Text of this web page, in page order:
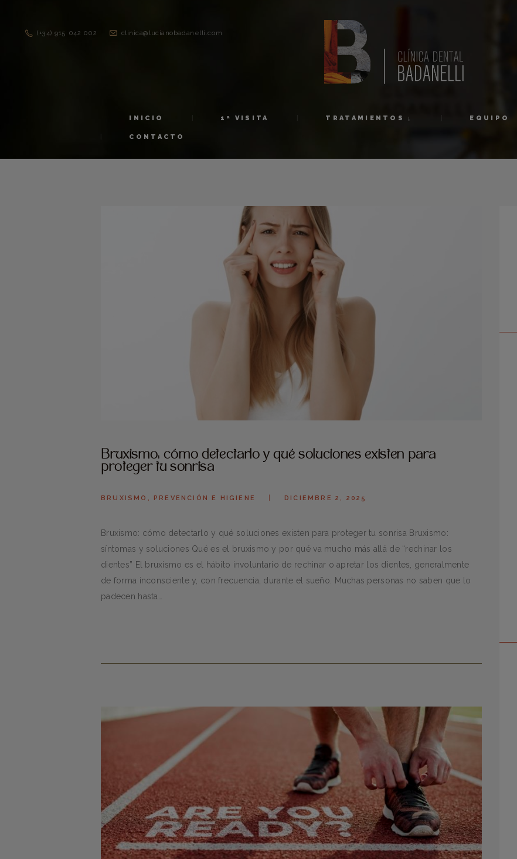
(+34) 915 042 002 clinica@lucianobadanelli.com
INICIO 1ª VISITA TRATAMIENTOS ↓ EQUIPO
CONTACTO
1ª VISITA
TRATAMIENTOS ↓
CONTACTO
Bruxismo: cómo detectarlo y qué soluciones existen para
proteger tu sonrisa
BRUXISMO , PREVENCIÓN E HIGIENE DICIEMBRE 2, 2025
Bruxismo: cómo detectarlo y qué soluciones existen para proteger tu sonrisa Bruxismo:
síntomas y soluciones Qué es el bruxismo y por qué va mucho más allá de “rechinar los
dientes” El bruxismo es el hábito involuntario de rechinar o apretar los dientes, generalmente
de forma inconsciente y, con frecuencia, durante el sueño. Muchas personas no saben que lo
padecen hasta…